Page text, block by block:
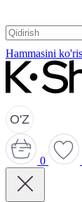
Hammasini
O'Z
0